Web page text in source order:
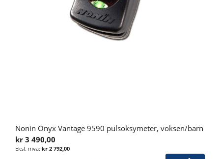
Nonin Onyx Vantage 9590 pulsoksymeter, voksen/barn
kr 3 490,00
kr 2 792,00